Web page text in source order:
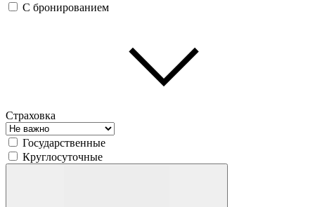
С бронированием
Страховка
Государственные
Круглосуточные